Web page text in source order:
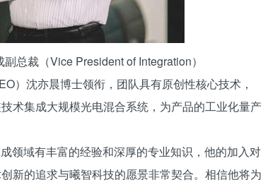
总裁（Vice President of Integration）
）沈亦晨博士领衔，团队具有原创性核心技术，
术集成大规模光电混合系统，为产品的工业化量产
领域有丰富的经验和深厚的专业知识，他的加入对
新的追求与曦智科技的愿景非常契合。相信他将为